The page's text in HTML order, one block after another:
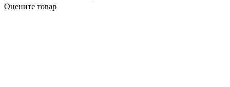
Оцените товар